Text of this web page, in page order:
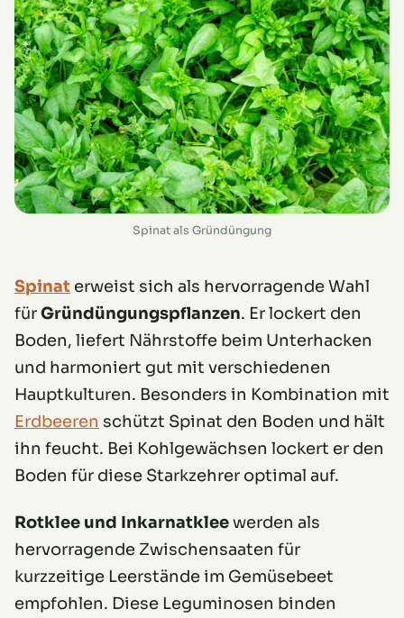
Spinat als Gründüngung
Spinat erweist sich als hervorragende Wahl
fürGründüngungspflanzen. Er lockert den
Boden, liefert Nährstoffe beim Unterhacken
und harmoniert gut mit verschiedenen
Hauptkulturen. Besonders in Kombination mit
Erdbeeren schützt Spinat den Boden und hält
ihn feucht. Bei Kohlgewächsen lockert er den
Boden für diese Starkzehrer optimal auf.
Rotklee und Inkarnatkleewerden als
hervorragende Zwischensaaten für
kurzzeitige Leerstände im Gemüsebeet
empfohlen. Diese Leguminosen binden